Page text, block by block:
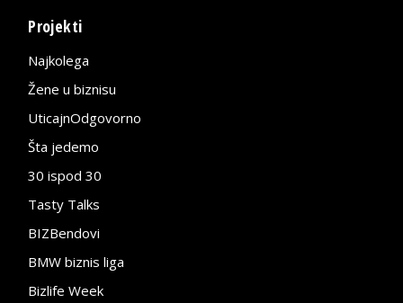
Projekti
Najkolega
Žene u biznisu
UticajnOdgovorno
Šta jedemo
30 ispod 30
Tasty Talks
BIZBendovi
BMW biznis liga
Bizlife Week